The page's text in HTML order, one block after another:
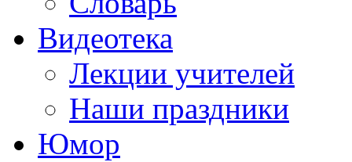
Видеотека
Лекции учителей
Наши праздники
Юмор